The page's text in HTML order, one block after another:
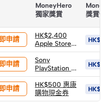
MoneyHero
獨家獎賞
獎賞價
申請
HK$2,400
Apple Store
禮品卡
申請
Sony
PlayStation 5
PS5 Pro 遊戲
主機 (價值
HK$6,502)
(以換購價
申請
HK$500 惠康
購物現金券